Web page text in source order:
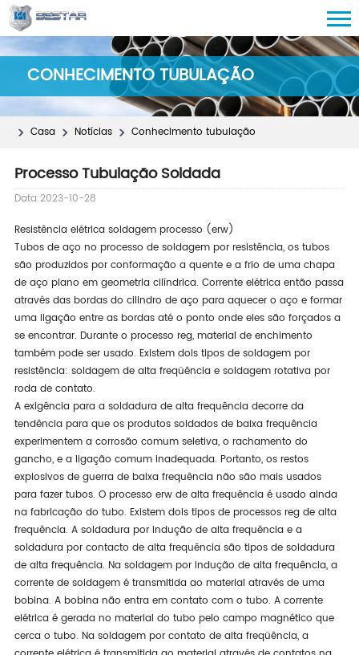
CONHECIMENTO TUBULAÇÃO
Casa Notícias Conhecimento tubulação
Processo Tubulação Soldada
Data:2023-10-28
Resistência elétrica soldagem processo (erw)
Tubos de aço no processo de soldagem por resistência, os tubos
são produzidos por conformação a quente e a frio de uma chapa
de aço plano em geometria cilíndrica. Corrente elétrica então passa
através das bordas do cilindro de aço para aquecer o aço e formar
uma ligação entre as bordas até o ponto onde eles são forçados a
se encontrar. Durante o processo reg, material de enchimento
também pode ser usado. Existem dois tipos de soldagem por
resistência: soldagem de alta freqüência e soldagem rotativa por
roda de contato.
A exigência para a soldadura de alta frequência decorre da
tendência para que os produtos soldados de baixa frequência
experimentem a corrosão comum seletiva, o rachamento do
gancho, e a ligação comum inadequada. Portanto, os restos
explosivos de guerra de baixa frequência não são mais usados
para fazer tubos. O processo erw de alta frequência é usado ainda
na fabricação do tubo. Existem dois tipos de processos reg de alta
frequência. A soldadura por indução de alta frequência e a
soldadura por contacto de alta frequência são tipos de soldadura
de alta frequência. Na soldagem por indução de alta frequência, a
corrente de soldagem é transmitida ao material através de uma
bobina. A bobina não entra em contato com o tubo. A corrente
elétrica é gerada no material do tubo pelo campo magnético que
cerca o tubo. Na soldagem por contato de alta freqüência, a